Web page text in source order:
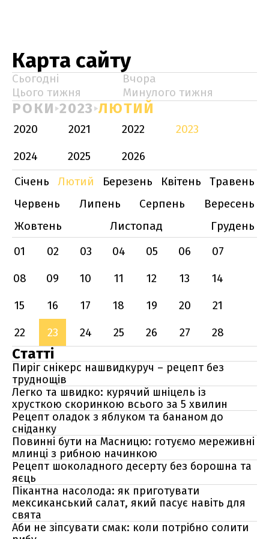
Карта сайту
Сьогодні
Вчора
Цього тижня
Минулого тижня
РОКИ 2023 ЛЮТИЙ
2020 2021 2022
2023
2024
2025
2026
Січень
Лютий Березень Квітень
Травень
Червень
Липень Серпень
Вересень
Жовтень
Листопад
Грудень
01
02 03 04 05 06
07
08
09 10 11 12 13
14
15
16 17 18 19 20
21
22
23 24 25 26 27 28
Статті
Пиріг снікерс нашвидкуруч – рецепт без
труднощів
Легко та швидко: курячий шніцель із
хрусткою скоринкою всього за 5 хвилин
Рецепт оладок з яблуком та бананом до
сніданку
Повинні бути на Масницю: готуємо мереживні
млинці з рибною начинкою
Рецепт шоколадного десерту без борошна та
яєць
Пікантна насолода: як приготувати
мексиканський салат, який пасує навіть для
свята
Аби не зіпсувати смак: коли потрібно солити